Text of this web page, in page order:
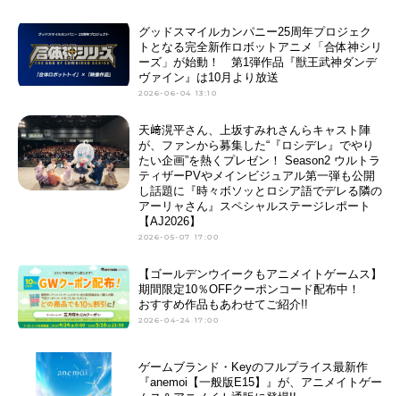
グッドスマイルカンパニー25周年プロジェク
トとなる完全新作ロボットアニメ「合体神シリ
ーズ」が始動！ 第1弾作品『獣王武神ダンデ
ヴァイン』は10月より放送
2026-06-04 13:10
天﨑滉平さん、上坂すみれさんらキャスト陣
が、ファンから募集した“『ロシデレ』でやり
たい企画”を熱くプレゼン！ Season2 ウルトラ
ティザーPVやメインビジュアル第一弾も公開
し話題に『時々ボソッとロシア語でデレる隣の
アーリャさん』スペシャルステージレポート
【AJ2026】
2026-05-07 17:00
【ゴールデンウイークもアニメイトゲームス】
期間限定10％OFFクーポンコード配布中！
おすすめ作品もあわせてご紹介!!
2026-04-24 17:00
ゲームブランド・Keyのフルプライス最新作
『anemoi【一般版E15】』が、アニメイトゲー